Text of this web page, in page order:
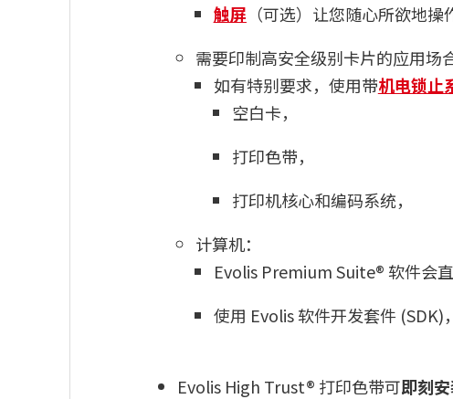
触屏 （可选）让您随心所欲地操
需要印制高安全级别卡片的应用场合
如有特别要求，使用带机电锁止
空白卡，
打印色带，
打印机核心和编码系统，
计算机：
Evolis Premium Suite® 软件会
使用 Evolis 软件开发套件 (SDK)，
Evolis High Trust® 打印色带可即刻